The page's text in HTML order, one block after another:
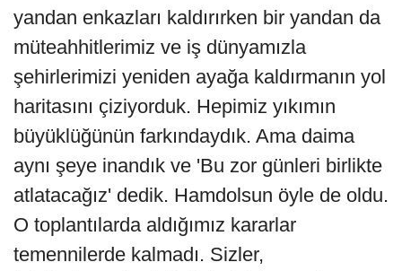
yandan enkazları kaldırırken bir yandan da
müteahhitlerimiz ve iş dünyamızla
şehirlerimizi yeniden ayağa kaldırmanın yol
haritasını çiziyorduk. Hepimiz yıkımın
büyüklüğünün farkındaydık. Ama daima
aynı şeye inandık ve 'Bu zor günleri birlikte
atlatacağız' dedik. Hamdolsun öyle de oldu.
O toplantılarda aldığımız kararlar
temennilerde kalmadı. Sizler,